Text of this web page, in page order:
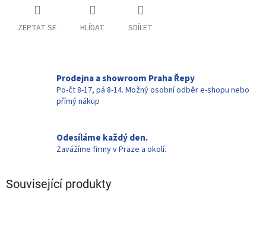
ZEPTAT SE HLÍDAT SDÍLET
Prodejna a showroom Praha Řepy
Po-čt 8-17, pá 8-14. Možný osobní odběr e-shopu nebo
přímý nákup
Odesíláme každý den.
Zavážíme firmy v Praze a okolí.
Související produkty